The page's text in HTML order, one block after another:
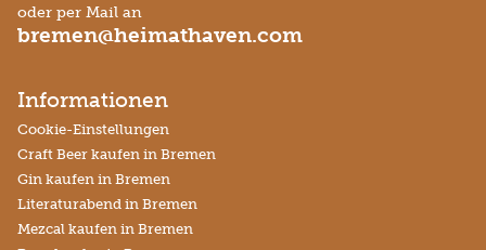
oder per Mail an
bremen@heimathaven.com
Informationen
Cookie-Einstellungen
Craft Beer kaufen in Bremen
Gin kaufen in Bremen
Literaturabend in Bremen
Mezcal kaufen in Bremen